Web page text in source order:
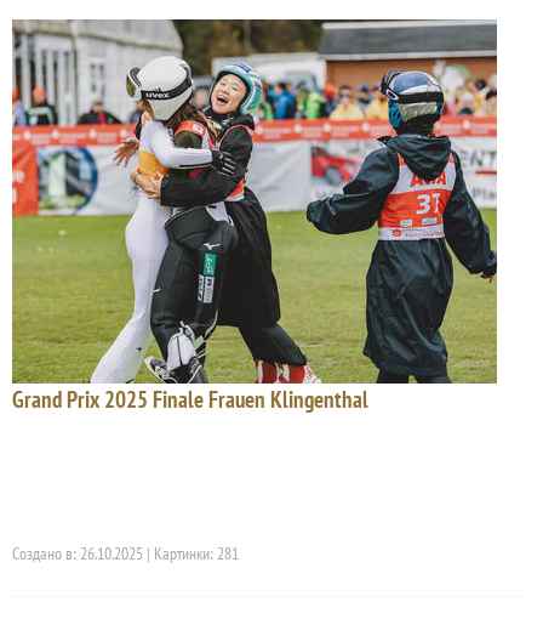
Grand Prix 2025 Finale Frauen Klingenthal
Создано в: 26.10.2025 | Картинки: 281